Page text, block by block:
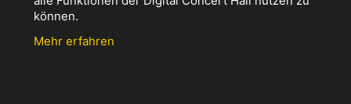
können.
Mehr erfahren